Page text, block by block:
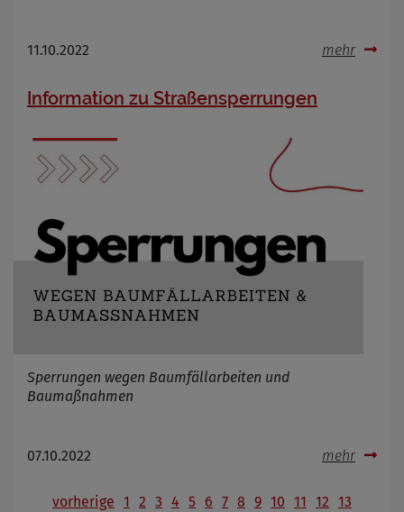
11.10.2022 mehr
Information zu Straßensperrungen
Sperrungen wegen Baumfällarbeiten und
Baumaßnahmen
07.10.2022 mehr
vorherige 1 2 3 4 5 6 7 8 9 10 11 12 13